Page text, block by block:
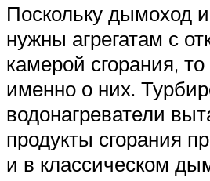
Поскольку дымоход
нужны агрегатам с
камерой сгорания,
именно о них.
водонагреватели
продукты сгорания
и в классическом